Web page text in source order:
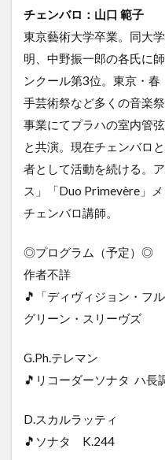
チェンバロ：山口 範子
東京藝術大学卒業。同大
明、中野振一郎の各氏に
ンクール第3位。東京・
手芸術祭など多くの音楽
事業にてプラハの室内管
と共演。現在チェンバロ
者として活動を続ける。
ス」「Duo Primevère」
チェンバロ講師。
◎プログラム（予定）◎
作者不詳
🎵「ディヴィジョン・フ
グリーン・スリーヴズ
G.Ph.テレマン
🎵リコーダーソナタ ハ
D.スカルラッティ
🎵ソナタ K.244